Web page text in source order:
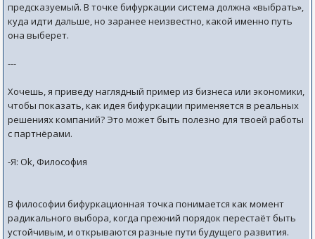
предсказуемый. В точке бифуркации система должна «выбрать»,
куда идти дальше, но заранее неизвестно, какой именно путь
она выберет.
---
Хочешь, я приведу наглядный пример из бизнеса или экономики,
чтобы показать, как идея бифуркации применяется в реальных
решениях компаний? Это может быть полезно для твоей работы
с партнёрами.
-Я: Ok, Философия
В философии бифуркационная точка понимается как момент
радикального выбора, когда прежний порядок перестаёт быть
устойчивым, и открываются разные пути будущего развития.